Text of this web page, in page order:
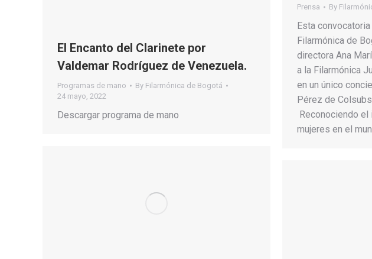
El Encanto del Clarinete por
Valdemar Rodríguez de Venezuela.
Programas de mano By Filarmónica de Bogotá
24 mayo, 2022
Descargar programa de mano
Prensa By
Esta
Filarmónica de
directora Ana
a la Filarmónica
en un único
Pérez de
Reconociendo
mujeres en el